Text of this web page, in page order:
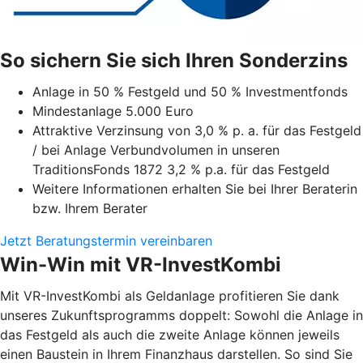
So sichern Sie sich Ihren Sonderzins
Anlage in 50 % Festgeld und 50 % Investmentfonds
Mindestanlage 5.000 Euro
Attraktive Verzinsung von 3,0 % p. a. für das Festgeld
/ bei Anlage Verbundvolumen in unseren
TraditionsFonds 1872 3,2 % p.a. für das Festgeld
Weitere Informationen erhalten Sie bei Ihrer Beraterin
bzw. Ihrem Berater
Jetzt Beratungstermin vereinbaren
Win-Win mit VR-InvestKombi
Mit VR-InvestKombi als Geldanlage profitieren Sie dank
unseres Zukunftsprogramms doppelt: Sowohl die Anlage in
das Festgeld als auch die zweite Anlage können jeweils
einen Baustein in Ihrem Finanzhaus darstellen. So sind Sie